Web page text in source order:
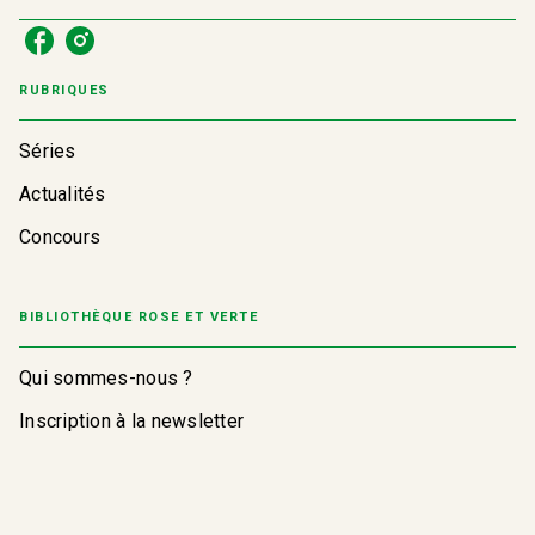
RUBRIQUES
Séries
Actualités
Concours
BIBLIOTHÈQUE ROSE ET VERTE
Qui sommes-nous ?
Inscription à la newsletter